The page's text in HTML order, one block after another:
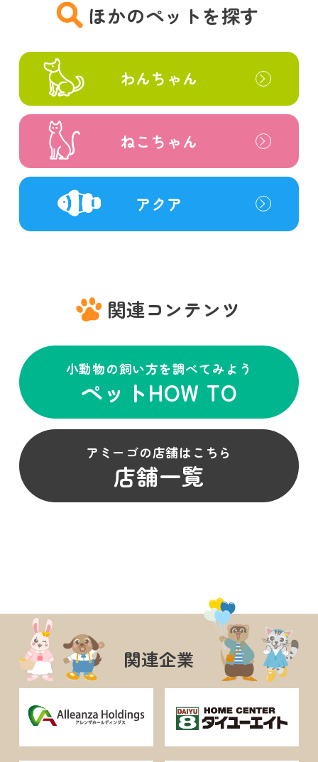
ほかのペットを探す
わんちゃん
ねこちゃん
アクア
関連コンテンツ
小動物の飼い方を調べてみよう
ペットHOW TO
アミーゴの店舗はこちら
店舗一覧
関連企業